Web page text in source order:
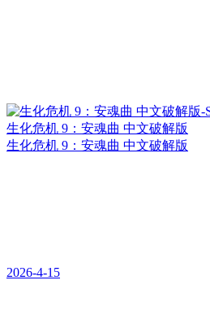
生化危机 9：安魂曲 中文破解版
生化危机 9：安魂曲 中文破解版
2026-4-15